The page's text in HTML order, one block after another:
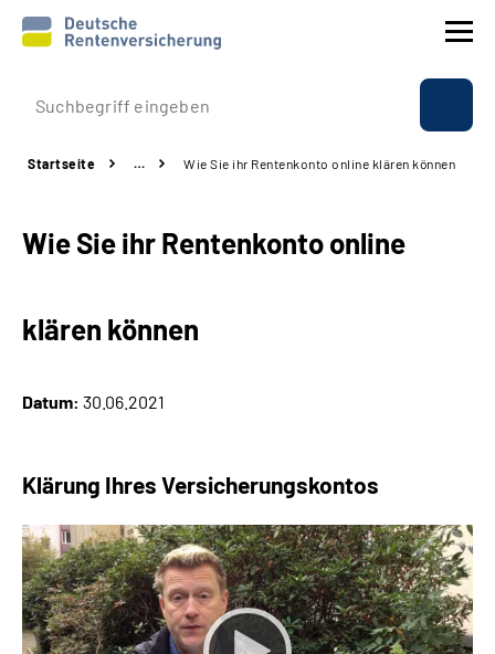
Prävention
Rente
Online-Services
Suche
Language
Startseite … Wie Sie ihr Rentenkonto online klären können
Wie Sie ihr Rentenkonto online
klären können
Datum: 30.06.2021
Klärung Ihres Versicherungskontos